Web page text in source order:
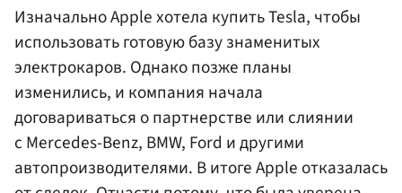
Изначально Apple хотела купить Tesla, чтобы
использовать готовую базу знаменитых
электрокаров. Однако позже планы
изменились, и компания начала
договариваться о партнерстве или слиянии
с Mercedes-Benz, BMW, Ford и другими
автопроизводителями. В итоге Apple отказалась